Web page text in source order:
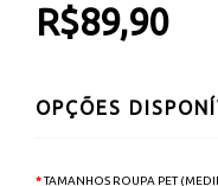
R$89,90
OPÇÕES
TAMANHOS ROUPA PET